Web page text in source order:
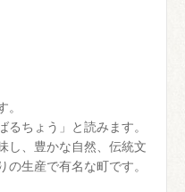
ちょう」と読みます。
し、豊かな自然、伝統文
生産で有名な町です。